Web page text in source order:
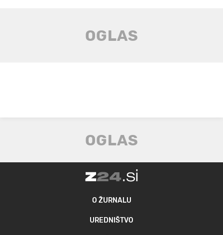
O ŽURNALU
UREDNIŠTVO